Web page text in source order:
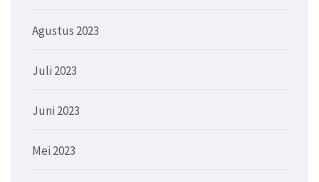
Agustus 2023
Juli 2023
Juni 2023
Mei 2023